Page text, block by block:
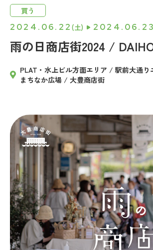
雨の日商店街2024 /
2024.06.22 (土) 2024.06.23
買う
PLAT・水上ビル方面エリア / 駅前大通り
まちなか広場 / 大豊商店街